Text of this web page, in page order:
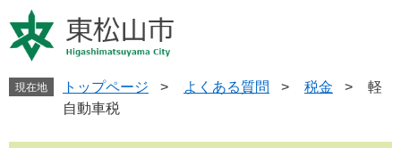
ー
ジ
す
ニ
ュ
し
現在地 トップページ > よくある質問 > 税金 >
軽
自動車税